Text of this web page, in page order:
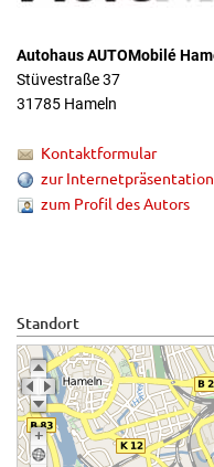
Autohaus AUTOMobilé
Stüvestraße 37
31785 Hameln
Kontaktformular
zur Internetpräsentation
zum Profil des Autors
Standort